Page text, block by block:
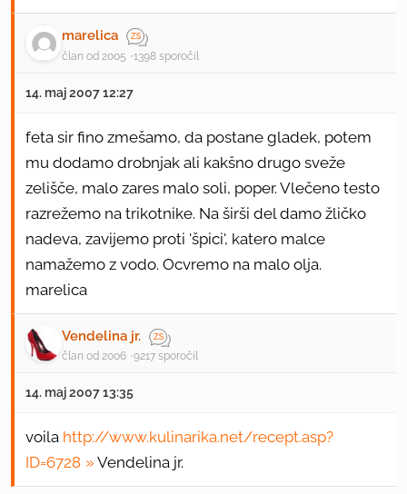
marelica
član od 2005 1398 sporočil
14. maj 2007 12:27
feta sir fino zmešamo, da postane gladek, potem
mu dodamo drobnjak ali kakšno drugo sveže
zelišče, malo zares malo soli, poper. Vlečeno testo
razrežemo na trikotnike. Na širši del damo žličko
nadeva, zavijemo proti 'špici', katero malce
namažemo z vodo. Ocvremo na malo olja.
marelica
Vendelina jr.
član od 2006 9217 sporočil
14. maj 2007 13:35
voila http://www.kulinarika.net/recept.asp?
ID=6728
Vendelina jr.